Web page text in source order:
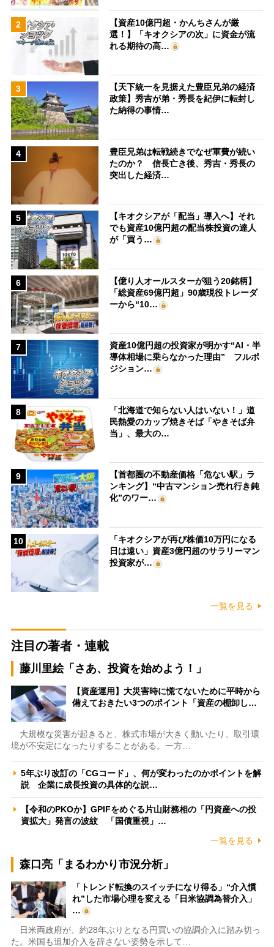
2
【資産10億円超・かんちさんが厳
選！】「キオクシアの次」に資金が流
れる期待の高…
3
【天下統一を見据えた豊臣兄弟の経済
政策】秀吉が弟・秀長を紀伊に転封し
た納得の事情…
4
豊臣兄弟は転戦続きでなぜ軍費が続い
たのか？ 信長亡き後、秀吉・秀長の
突出した経済…
5
【キオクシアが「配当」導入へ】それ
でも資産10億円超の配当株投資の達人
が「買う…
6
【億り人オールスターが狙う20銘柄】
「総資産69億円超」90歳現役トレーダ
ーから“10…
7
資産10億円超の投資家が明かす“AI・半
導体相場に乗らなかった理由” フルポ
ジション…
8
「北海道で知らない人はいない！」道
民熱愛のカップ焼きそば「やきそば弁
当」、最大の…
9
【首都圏の不動産価格「危ない駅」ラ
ンキング】“中古マンション売れ行き鈍
化”のワー…
10
「キオクシアが再び株価10万円になる
日は遠い」資産3億円超のサラリーマン
投資家が…
一覧を見る
注目の著者・連載
藤川里絵「さあ、投資を始めよう！」
【資産運用】大災害時に慌てないために平時から
備えておきたい3つのポイント「資産の棚卸し…
大規模な災害が起きると、株式市場が大きく動いたり、取引環
境が不安定になったりすることがある。一方…
5年ぶり改訂の「CGコード」、何が変わったのかポイントを解
説 企業に成長投資の具体的な説…
【令和のPKOか】GPIFをめぐる片山財務相の「円資産への投
資拡大」発言の波紋 「国債重視」…
一覧を見る
森口亮「まるわかり市況分析」
「トレンド転換のスイッチになり得る」“介入慣
れ”した市場心理を変える「日米協調為替介入」
…
日米両政府が、約28年ぶりとなる円買いの協調介入に踏み切っ
た。米国も追加介入を辞さない姿勢を示して…